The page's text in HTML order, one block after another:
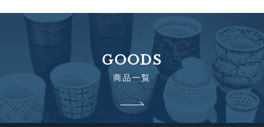
GOODS
商品一覧